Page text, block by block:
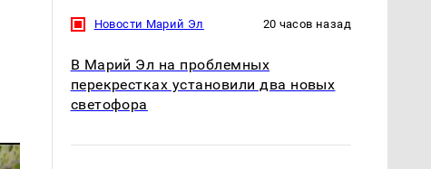
Новости Марий Эл 20 часов назад
В Марий Эл на проблемных
перекрестках установили два новых
светофора